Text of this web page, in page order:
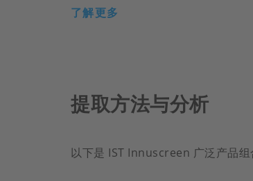
了解更多
提取方法与分析
以下是 IST Innuscreen 广泛产品组